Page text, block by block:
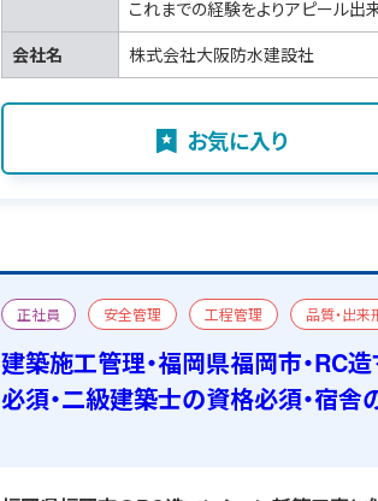
これまでの経験をよりアピール出
会社名
株式会社大阪防水建設社
お気に入り
正社員 安全管理 工程管理 品質・出来
マンション/アパート
新築 一級建築施工管理
建築施工管理・福岡県福岡市・RC
必須・二級建築士の資格必須・宿舎